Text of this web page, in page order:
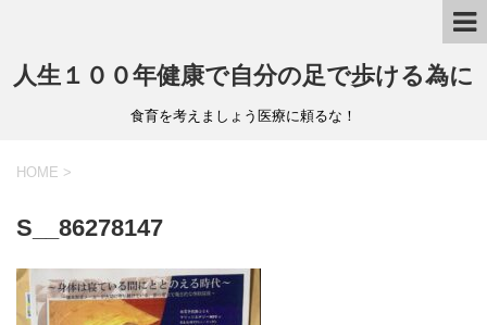
人生１００年健康で自分の足で歩ける為に
食育を考えましょう医療に頼るな！
HOME >
S__86278147